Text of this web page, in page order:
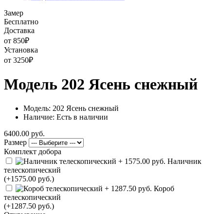
Замер
Бесплатно
Доставка
от 850₽
Установка
от 3250₽
Модель 202 Ясень снежный
Модель: 202 Ясень снежный
Наличие: Есть в наличии
6400.00 руб.
Размер
Комплект добора
Наличник
телескопический
(+1575.00 руб.)
Короб
телескопический
(+1287.50 руб.)